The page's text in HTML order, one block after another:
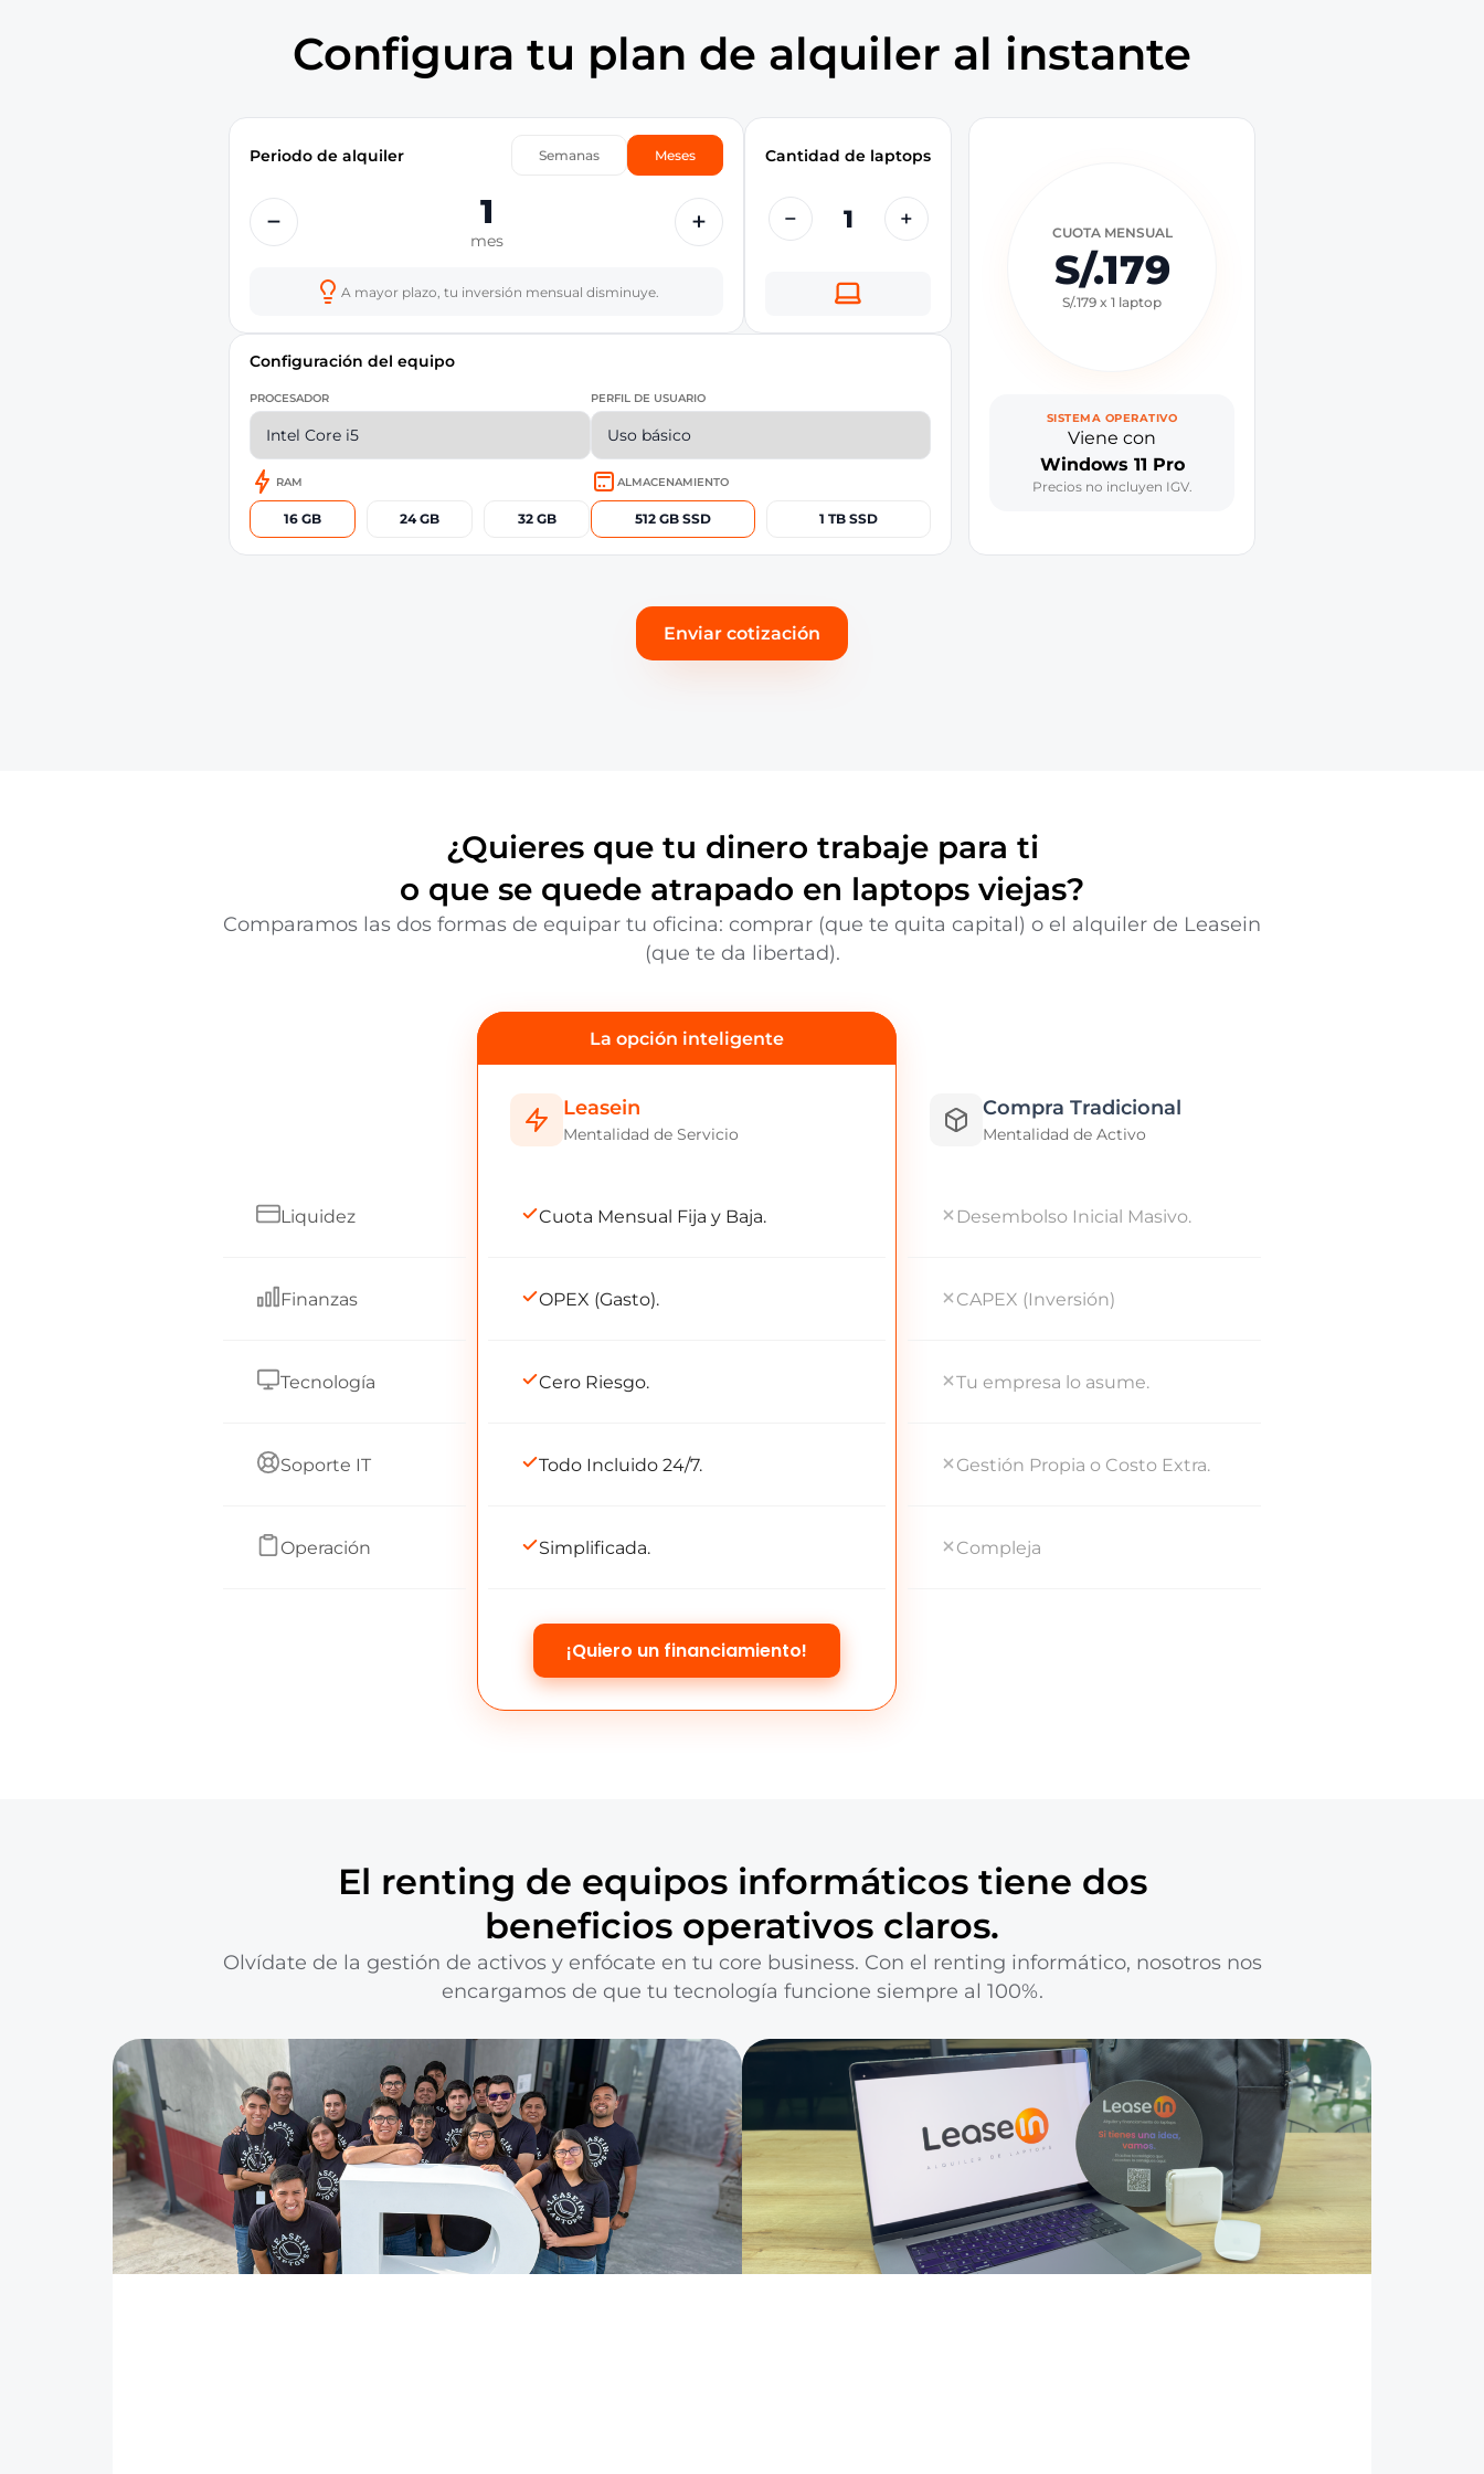
Configura tu plan de alquiler al instante
Periodo de alquiler Semanas Meses
−
mes
+
A mayor plazo, tu inversión mensual disminuye.
Cantidad de laptops
− +
Configuración del equipo
PROCESADOR PERFIL DE USUARIO
RAM
16 GB 24 GB 32 GB
ALMACENAMIENTO
512 GB SSD 1 TB SSD
CUOTA MENSUAL
S/.179
S/.179 x 1 laptop
SISTEMA OPERATIVO
Viene con
Windows 11 Pro
Precios no incluyen IGV.
Enviar cotización
¿Quieres que tu dinero trabaje para ti
o que se quede atrapado en laptops viejas?
Comparamos las dos formas de equipar tu oficina: comprar (que te quita capital) o el alquiler de Leasein
(que te da libertad).
La opción inteligente
Leasein
Mentalidad de Servicio
Compra Tradicional
Mentalidad de Activo
Liquidez Cuota Mensual Fija y Baja. Desembolso Inicial Masivo.
Finanzas OPEX (Gasto). CAPEX (Inversión)
Tecnología Cero Riesgo. Tu empresa lo asume.
Soporte IT Todo Incluido 24/7. Gestión Propia o Costo Extra.
Operación Simplificada. Compleja
¡Quiero un financiamiento!
El renting de equipos informáticos tiene dos
beneficios operativos claros.
Olvídate de la gestión de activos y enfócate en tu core business. Con el renting informático, nosotros nos
encargamos de que tu tecnología funcione siempre al 100%.